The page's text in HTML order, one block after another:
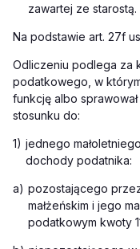
zawartej ze starostą.
Na podstawie art. 27f
Odliczeniu podlega za
podatkowego, w którym
funkcję albo
stosunku do:
1) jednego
dochody podatnika:
a) pozostającego
małżeńskim i jego
podatkowym kwoty